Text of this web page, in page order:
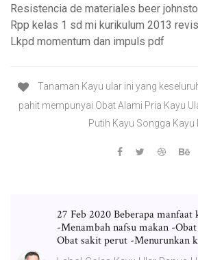
Resistencia de materiales beer
Rpp kelas 1 sd mi kurikulum 2013
Lkpd momentum dan impuls pdf
Tanaman Kayu ular ini yang
pahit mempunyai Obat Alami Pria Kayu
Putih Kayu Songga Kayu
27 Feb 2020 Beberapa
-Menambah nafsu makan -
Obat sakit perut -Menurunkan